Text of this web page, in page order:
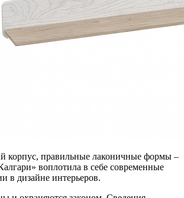
корпус, правильные лаконичные формы –
воплотила в себе современные
в дизайне интерьеров.